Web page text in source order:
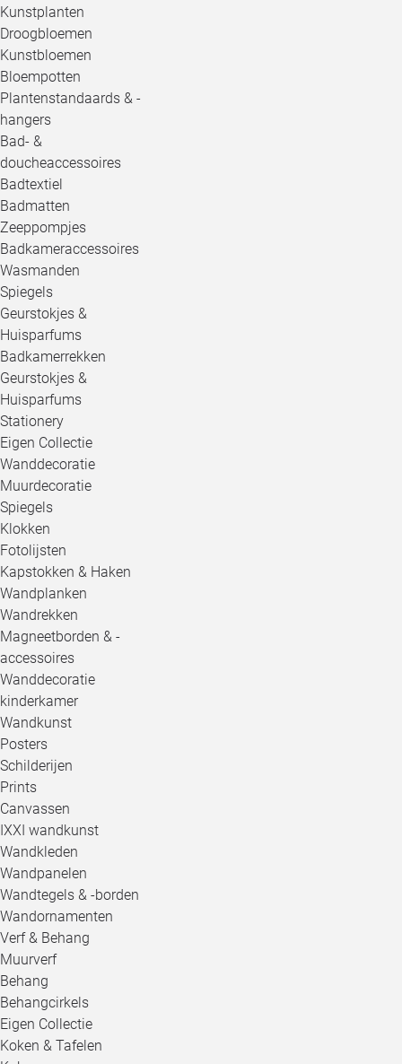
Kunstplanten
Droogbloemen
Kunstbloemen
Bloempotten
Plantenstandaards & -
hangers
Bad- &
doucheaccessoires
Badtextiel
Badmatten
Zeeppompjes
Badkameraccessoires
Wasmanden
Spiegels
Geurstokjes &
Huisparfums
Badkamerrekken
Geurstokjes &
Huisparfums
Stationery
Eigen Collectie
Wanddecoratie
Muurdecoratie
Spiegels
Klokken
Fotolijsten
Kapstokken & Haken
Wandplanken
Wandrekken
Magneetborden & -
accessoires
Wanddecoratie
kinderkamer
Wandkunst
Posters
Schilderijen
Prints
Canvassen
IXXI wandkunst
Wandkleden
Wandpanelen
Wandtegels & -borden
Wandornamenten
Verf & Behang
Muurverf
Behang
Behangcirkels
Eigen Collectie
Koken & Tafelen